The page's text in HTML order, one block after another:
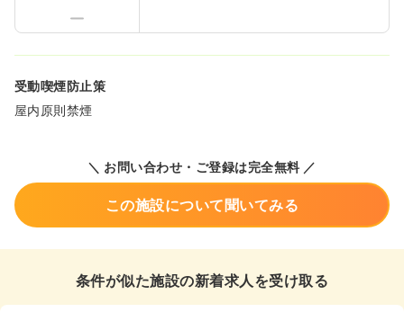
受動喫煙防止策
屋内原則禁煙
＼ お問い合わせ・ご登録は完全無料 ／
この施設について聞いてみる
条件が似た施設の新着求人を受け取る